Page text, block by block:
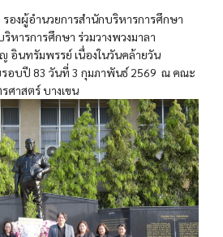
องผู้อำนวยการสำนักบริหารการศึกษา
ารการศึกษา ร่วมวางพวงมาลา
อินทรัมพรรย์ เนื่องในวันคล้ายวัน
อบปี 83 วันที่ 3 กุมภาพันธ์ 2569 ณ คณะ
ศาสตร์ บางเขน